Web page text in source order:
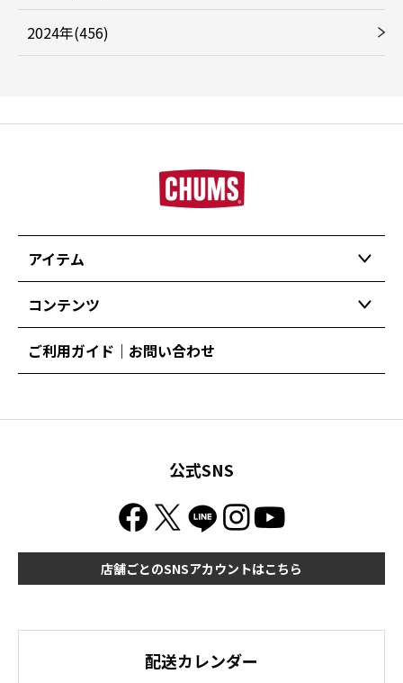
2024年(456)
アイテム
コンテンツ
ご利用ガイド｜お問い合わせ
公式SNS
店舗ごとのSNSアカウントはこちら
配送カレンダー